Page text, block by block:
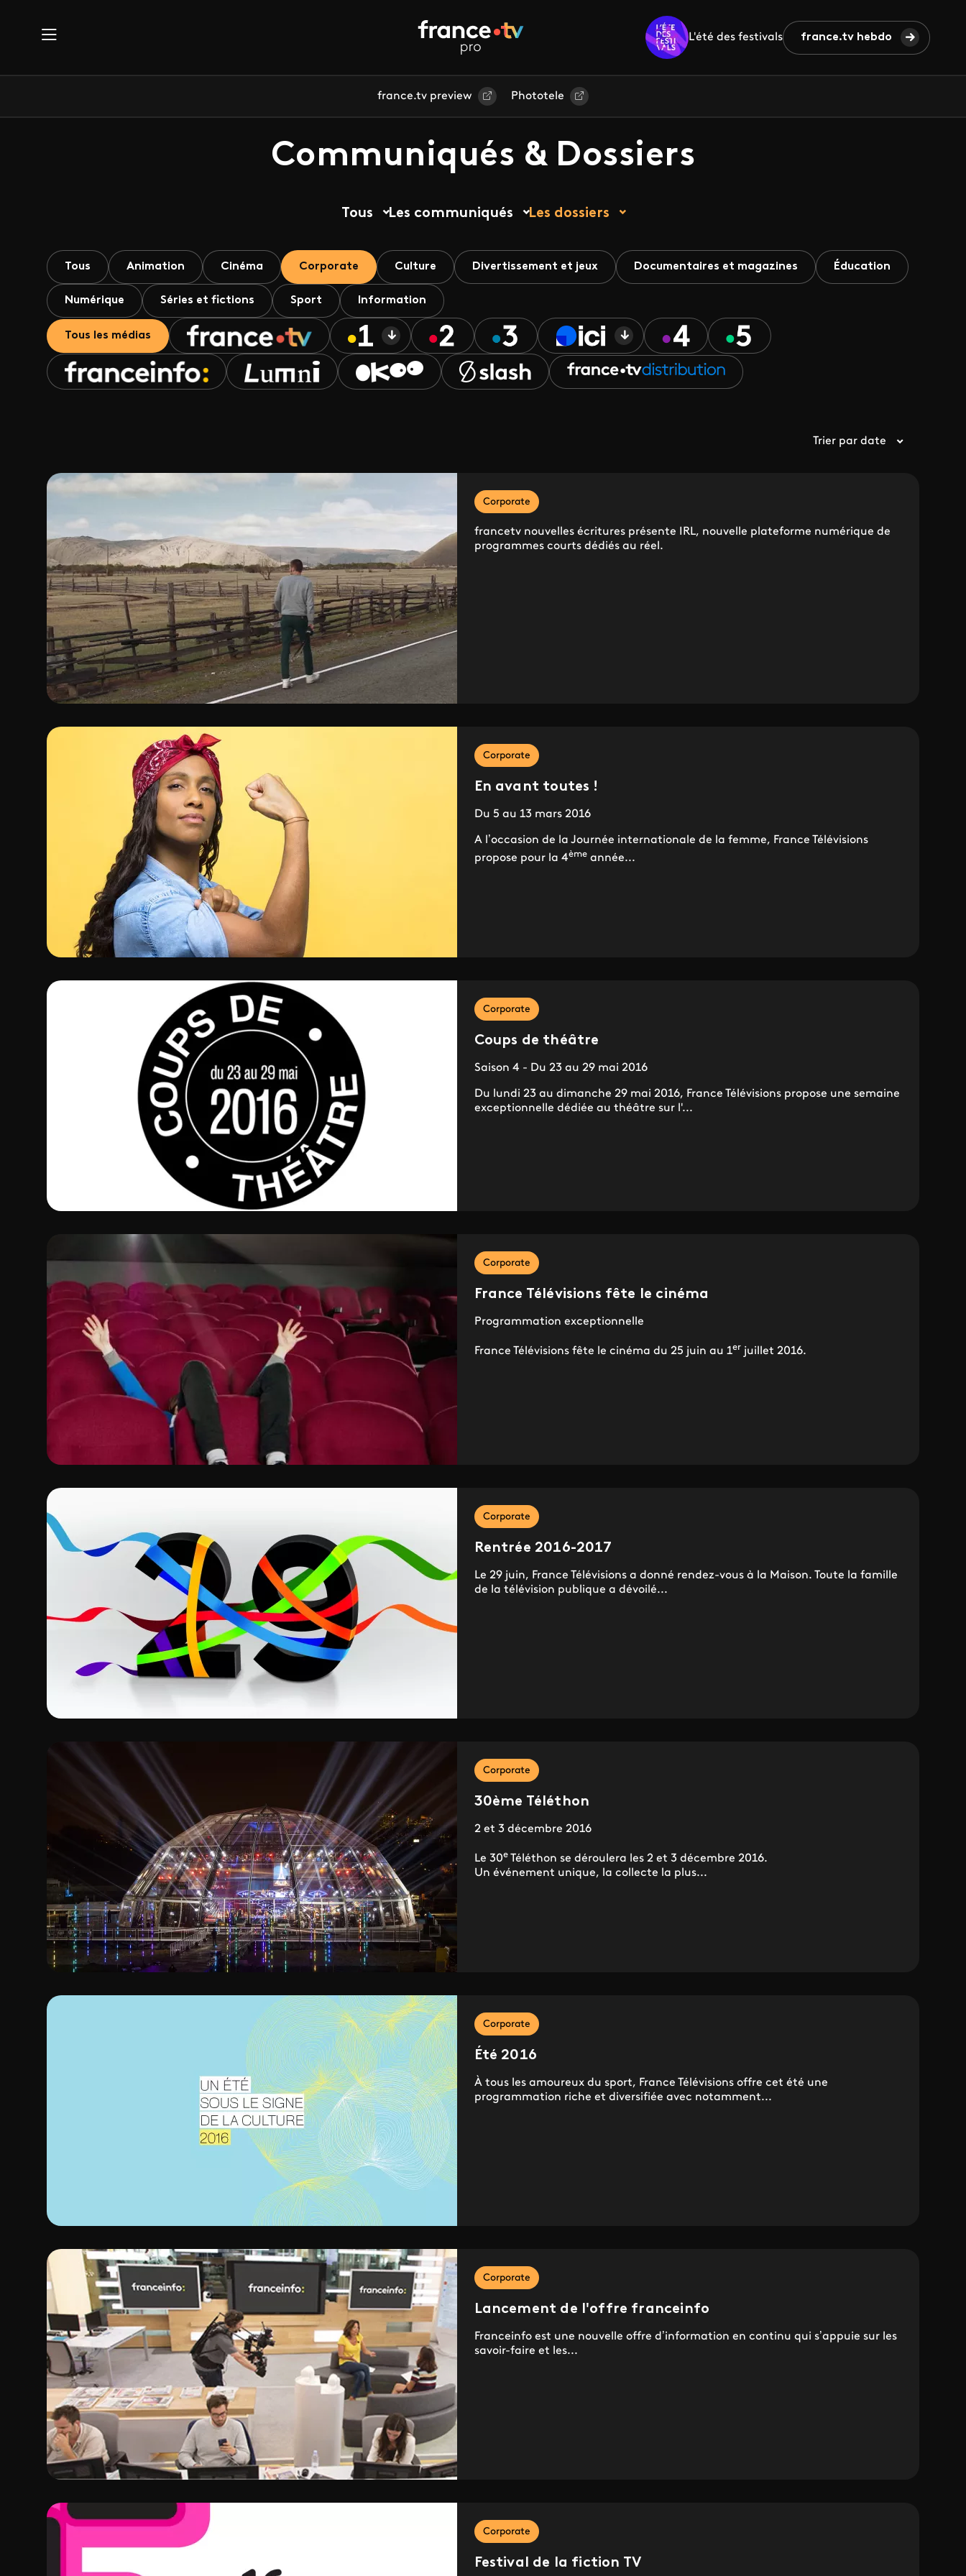
L'été des festivals france.tv hebdo
france.tv preview Phototele
Communiqués & Dossiers
Tous Les communiqués Les dossiers
Tous Animation Cinéma Corporate Culture Divertissement et jeux Documentaires et magazines Éducation
Numérique Séries et fictions Sport Information
Tous les médias
Trier par date
Corporate
francetv nouvelles écritures présente IRL, nouvelle plateforme numérique de
programmes courts dédiés au réel.
Corporate
En avant toutes !
Du 5 au 13 mars 2016
A l’occasion de la Journée internationale de la femme, France Télévisions
propose pour la 4èmeannée...
Corporate
Coups de théâtre
Saison 4 - Du 23 au 29 mai 2016
Du lundi 23 au dimanche 29 mai 2016, France Télévisions propose une semaine
exceptionnelle dédiée au théâtre sur l'...
Corporate
France Télévisions fête le cinéma
Programmation exceptionnelle
France Télévisions fête le cinéma du 25 juin au 1er juillet 2016.
Corporate
Rentrée 2016-2017
Le 29 juin, France Télévisions a donné rendez-vous à la Maison. Toute la famille
de la télévision publique a dévoilé...
Corporate
30ème Téléthon
2 et 3 décembre 2016
Le 30eTéléthon se déroulera les 2 et 3 décembre 2016.
Un événement unique, la collecte la plus...
Corporate
Été 2016
À tous les amoureux du sport, France Télévisions offre cet été une
programmation riche et diversifiée avec notamment...
Corporate
Lancement de l'offre franceinfo
Franceinfo est une nouvelle offre d’information en continu qui s’appuie sur les
savoir-faire et les...
Corporate
Festival de la fiction TV